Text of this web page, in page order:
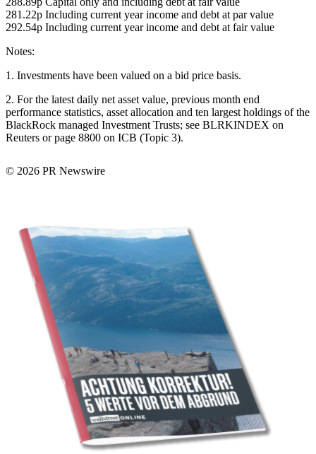
281.22p Including current year income and debt at par value
292.54p Including current year income and debt at fair value
Notes:
1. Investments have been valued on a bid price basis.
2. For the latest daily net asset value, previous month end
performance statistics, asset allocation and ten largest holdings of the
BlackRock managed Investment Trusts; see BLRKINDEX on
Reuters or page 8800 on ICB (Topic 3).
© 2026 PR Newswire